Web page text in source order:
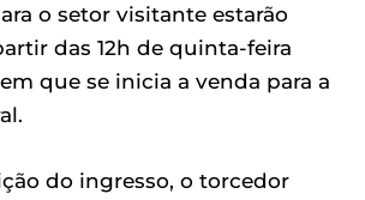
o setor visitante estarão
das 12h de quinta-feira
em que se inicia a venda para a
do ingresso, o torcedor